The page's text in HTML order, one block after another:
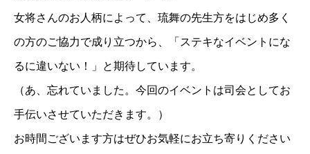
女将さんのお人柄によって、琉舞の先生方をはじめ多く
の方のご協力で成り立つから、「ステキなイベントにな
るに違いない！」と期待しています。
（あ、忘れていました。今回のイベントは司会としてお
手伝いさせていただきます。）
お時間ございます方はぜひお気軽にお立ち寄りください